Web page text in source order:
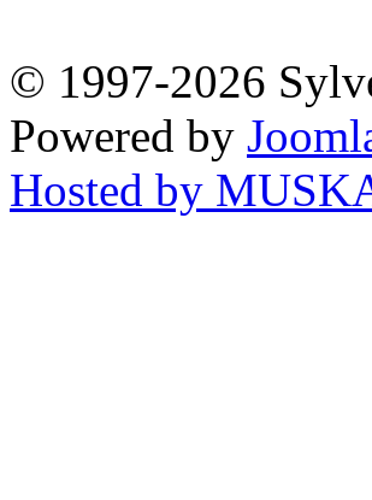
© 1997-2026
Powered by
Hosted by